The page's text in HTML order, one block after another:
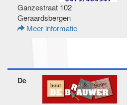
Ganzestraat 102
Geraardsbergen
Meer informatie
De